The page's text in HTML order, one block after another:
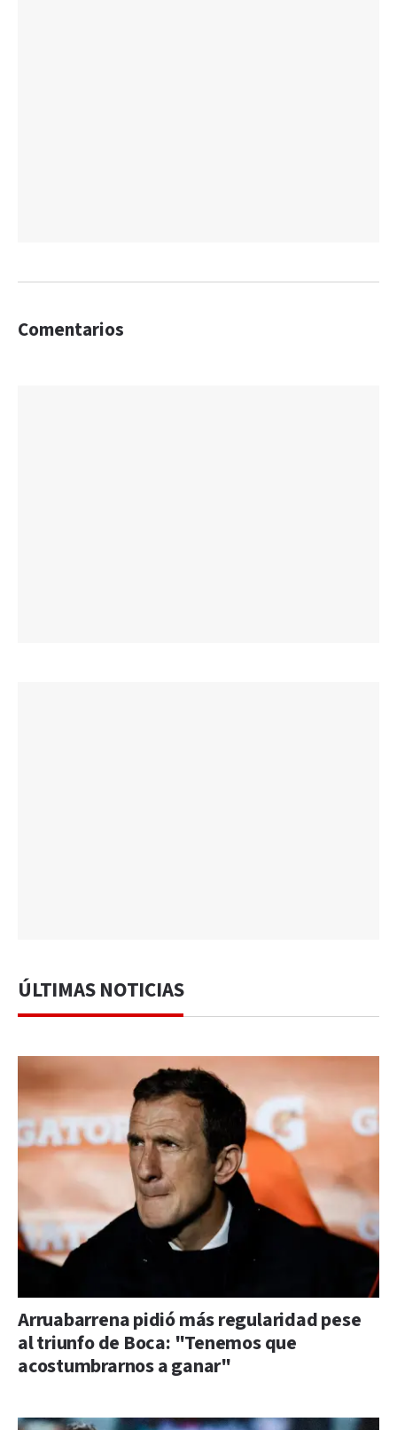
Comentarios
ÚLTIMAS NOTICIAS
Arruabarrena pidió más regularidad pese
al triunfo de Boca: "Tenemos que
acostumbrarnos a ganar"